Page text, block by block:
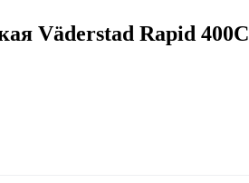
Väderstad Rapid 400C